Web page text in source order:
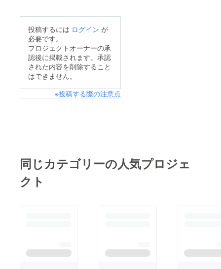
投稿するには ログイン が
必要です。
プロジェクトオーナーの承
認後に掲載されます。承認
された内容を削除すること
はできません。
※投稿する際の注意点
同じカテゴリーの人気プロジェ
クト